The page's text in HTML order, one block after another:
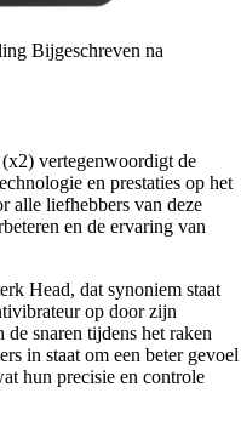
Bijgeschreven na
vertegenwoordigt de
en prestaties op het
alle liefhebbers van deze
en de ervaring van
Head, dat synoniem staat
op door zijn
snaren tijdens het raken
in staat om een beter gevoel
hun precisie en controle